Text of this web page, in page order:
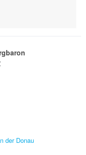
der Donau